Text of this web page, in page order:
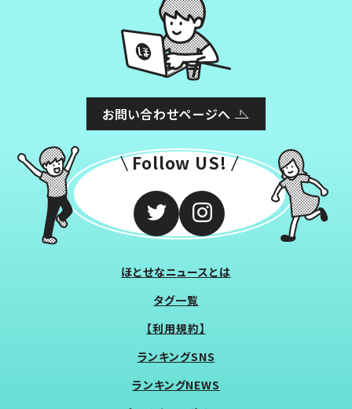
お問い合わせページへ
Follow US!
ほとせなニュースとは
タグ一覧
【利用規約】
ランキングSNS
ランキングNEWS